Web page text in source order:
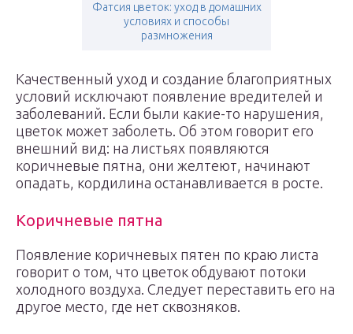
Фатсия цветок: уход в домашних
условиях и способы
размножения
Качественный уход и создание благоприятных
условий исключают появление вредителей и
заболеваний. Если были какие-то нарушения,
цветок может заболеть. Об этом говорит его
внешний вид: на листьях появляются
коричневые пятна, они желтеют, начинают
опадать, кордилина останавливается в росте.
Коричневые пятна
Появление коричневых пятен по краю листа
говорит о том, что цветок обдувают потоки
холодного воздуха. Следует переставить его на
другое место, где нет сквозняков.